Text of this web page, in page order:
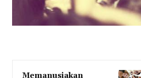
Memanusiakan